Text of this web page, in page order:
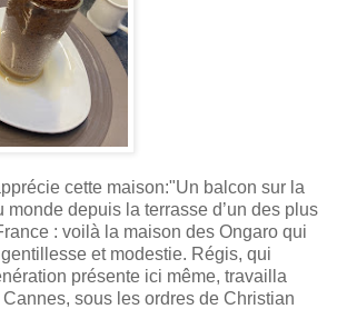
cette maison:"Un balcon sur la
monde depuis la terrasse d’un des plus
: voilà la maison des Ongaro qui
et modestie. Régis, qui
présente ici même, travailla
sous les ordres de Christian